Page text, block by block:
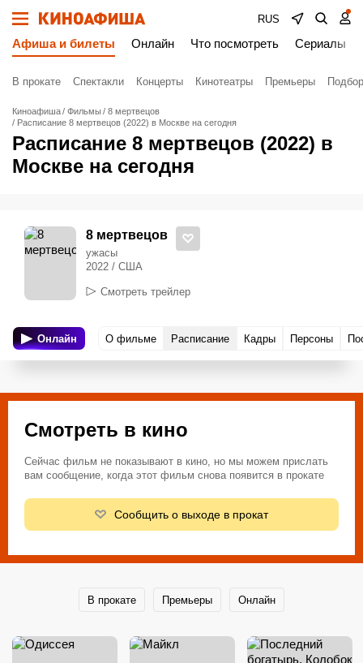
RUS
Афиша и билеты Онлайн Что посмотреть Сериалы
В прокате Спектакли Концерты Кинотеатры Премьеры
Киноафиша Фильмы
8 мертвецов
Расписание 8 мертвецов (2022) в Москве на сегодня
Расписание 8 мертвецов (2022) в
Москве на сегодня
8 мертвецов
ужасы
2022 / США
Смотреть трейлер
Онлайн О фильме Расписание Кадры Персоны
Смотреть в кино
Сейчас фильм не показывают в кино, но мы можем прислать
вам сообщение, когда этот фильм снова появится в прокате
Сообщить о выходе в прокат
В прокате Премьеры Онлайн